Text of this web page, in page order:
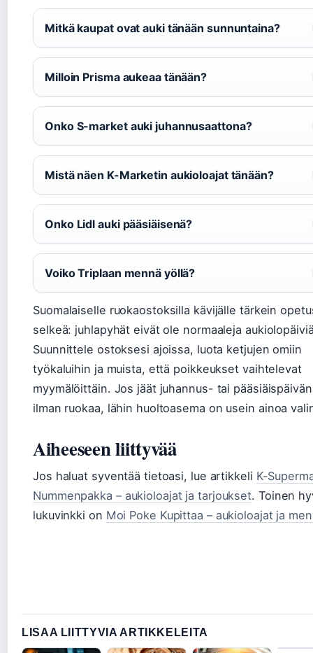
Mitkä kaupat ovat auki tänään sunnuntaina?
Milloin Prisma aukeaa tänään?
Onko S-market auki juhannusaattona?
Mistä näen K-Marketin aukioloajat tänään?
Onko Lidl auki pääsiäisenä?
Voiko Triplaan mennä yöllä?
Suomalaiselle ruokaostoksilla kävijälle tärkein
selkeä: juhlapyhät eivät ole normaaleja
Suunnittele ostoksesi ajoissa, luota ketjujen omiin
työkaluihin ja muista, että poikkeukset vaihtelevat
myymälöittäin. Jos jäät juhannus- tai
ilman ruokaa, lähin huoltoasema on usein ainoa
Aiheeseen liittyvää
Jos haluat syventää tietoasi, lue artikkeli K-
Nummenpakka – aukioloajat ja tarjoukset. Toinen
lukuvinkki on Moi Poke Kupittaa – aukioloajat ja
LISAA LIITTYVIA ARTIKKELEITA